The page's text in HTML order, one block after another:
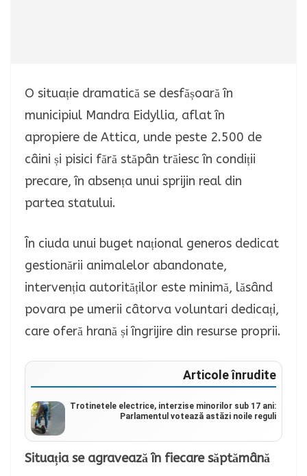
O situație dramatică se desfășoară în
municipiul Mandra Eidyllia, aflat în
apropiere de Attica, unde peste 2.500 de
câini și pisici fără stăpân trăiesc în condiții
precare, în absența unui sprijin real din
partea statului.
În ciuda unui buget național generos dedicat
gestionării animalelor abandonate,
intervenția autorităților este minimă, lăsând
povara pe umerii câtorva voluntari dedicați,
care oferă hrană și îngrijire din resurse proprii.
Articole înrudite
Trotinetele electrice, interzise minorilor sub 17 ani:
Parlamentul votează astăzi noile reguli
Situația se agravează în fiecare săptămână